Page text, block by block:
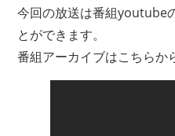
今回の放送は番組youtube
とができます。
番組アーカイブはこちらか